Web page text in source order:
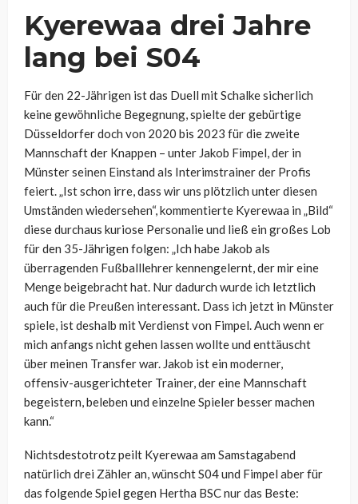
Kyerewaa drei Jahre
lang bei S04
Für den 22-Jährigen ist das Duell mit Schalke sicherlich
keine gewöhnliche Begegnung, spielte der gebürtige
Düsseldorfer doch von 2020 bis 2023 für die zweite
Mannschaft der Knappen – unter Jakob Fimpel, der in
Münster seinen Einstand als Interimstrainer der Profis
feiert.„Ist schon irre, dass wir uns plötzlich unter diesen
Umständen wiedersehen“, kommentierte Kyerewaa in „Bild“
diese durchaus kuriose Personalie und ließ ein großes Lob
für den 35-Jährigen folgen: „Ich habe Jakob als
überragenden Fußballlehrer kennengelernt, der mir eine
Menge beigebracht hat. Nur dadurch wurde ich letztlich
auch für die Preußen interessant. Dass ich jetzt in Münster
spiele, ist deshalb mit Verdienst von Fimpel. Auch wenn er
mich anfangs nicht gehen lassen wollte und enttäuscht
über meinen Transfer war. Jakob ist ein moderner,
offensiv-ausgerichteter Trainer, der eine Mannschaft
begeistern, beleben und einzelne Spieler besser machen
kann.“
Nichtsdestotrotz peilt Kyerewaa am Samstagabend
natürlich drei Zähler an, wünscht S04 und Fimpel aber für
das folgende Spiel gegen Hertha BSC nur das Beste: